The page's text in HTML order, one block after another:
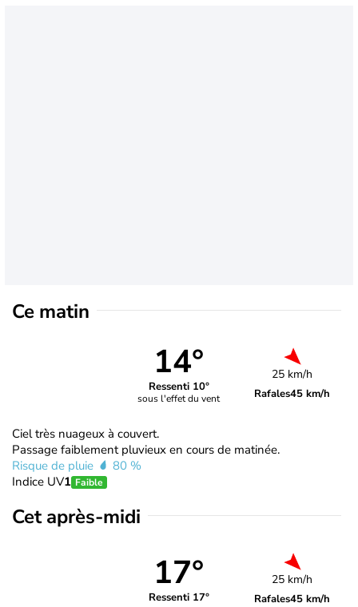
Ce matin
14°
Ressenti 10°
sous l'effet du vent
25 km/h
Rafales45 km/h
Ciel très nuageux à couvert.
Passage faiblement pluvieux en cours de matinée.
Risque de pluie
80 %
Indice UV1 Faible
Cet après-midi
17°
Ressenti 17°
25 km/h
Rafales45 km/h